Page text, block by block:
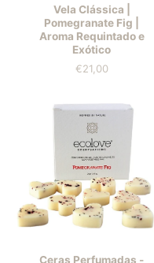
Vela Clássica |
Pomegranate Fig |
Aroma Requintado e
Exótico
Prix
€21,00
Ceras Perfumadas -